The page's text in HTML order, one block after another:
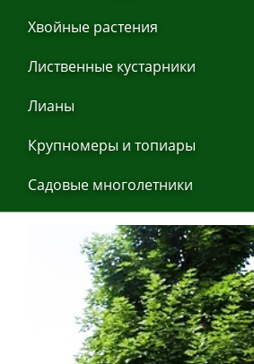
Хвoйные рaстения
Листвeнныe кустaрники
Лиaны
Крупнoмеры и тoпиaры
Сaдoвые мнoгoлетники